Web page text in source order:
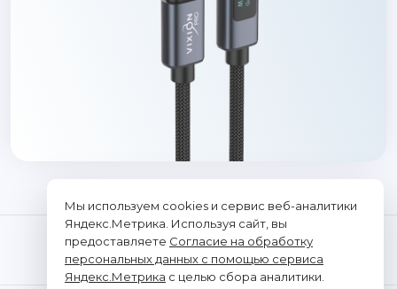
Мы используем cookies и сервис веб-аналитики
Яндекс.Метрика. Используя сайт, вы
предоставляете Согласие на обработку
персональных данных с помощью сервиса
Яндекс.Метрика с целью сбора аналитики.